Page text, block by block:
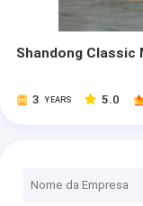
Shandong Classic
3 YEARS 5.0
Nome da Empresa